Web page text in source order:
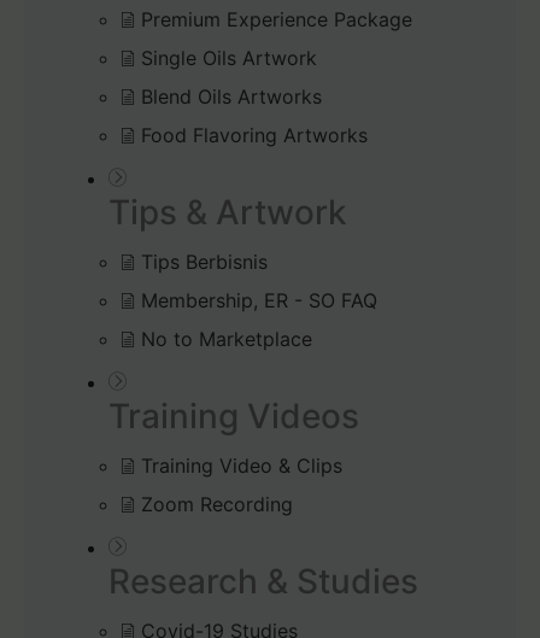
Premium Experience Package
Single Oils Artwork
Blend Oils Artworks
Food Flavoring Artworks
Tips & Artwork
Tips Berbisnis
Membership, ER - SO FAQ
No to Marketplace
Training Videos
Training Video & Clips
Zoom Recording
Research & Studies
Covid-19 Studies